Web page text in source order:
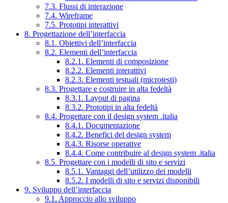
7.3. Flussi di interazione
7.4. Wireframe
7.5. Prototipi interattivi
8. Progettazione dell’interfaccia
8.1. Obiettivi dell’interfaccia
8.2. Elementi dell’interfaccia
8.2.1. Elementi di composizione
8.2.2. Elementi interattivi
8.2.3. Elementi testuali (microtesti)
8.3. Progettare e costruire in alta fedeltà
8.3.1. Layout di pagina
8.3.2. Prototipi in alta fedeltà
8.4. Progettare con il design system .italia
8.4.1. Documentazione
8.4.2. Benefici del design system
8.4.3. Risorse operative
8.4.4. Come contribuire al design system .italia
8.5. Progettare con i modelli di sito e servizi
8.5.1. Vantaggi dell’utilizzo dei modelli
8.5.2. I modelli di sito e servizi disponibili
9. Sviluppo dell’interfaccia
9.1. Approccio allo sviluppo